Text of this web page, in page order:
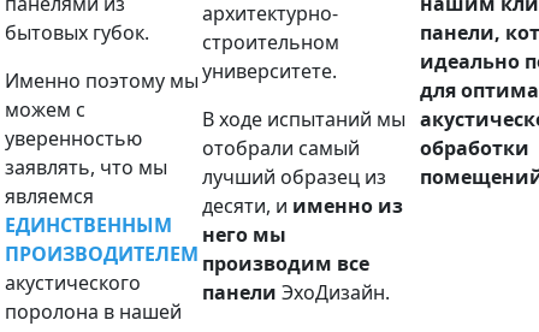
бытовых губок.
Именно поэтому мы
можем с
уверенностью
заявлять, что мы
являемся
ЕДИНСТВЕННЫМ
ПРОИЗВОДИТЕЛЕМ
акустического
поролона в нашей
архитектурно-
строительном
университете.
В ходе испытаний мы
отобрали самый
лучший образец из
десяти, и именно из
него мы
производим все
панели ЭхоДизайн.
панели,
идеально
для
обработки